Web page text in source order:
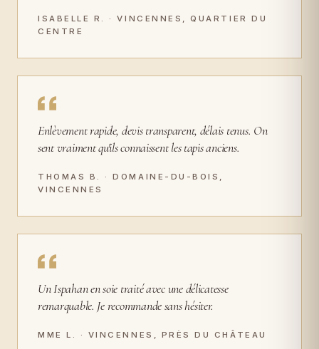
ISABELLE R. · VINCENNES, QUARTIER DU
CENTRE
Enlèvement rapide, devis transparent, délais tenus. On
sent vraiment qu'ils connaissent les tapis anciens.
THOMAS B. · DOMAINE-DU-BOIS,
VINCENNES
Un Ispahan en soie traité avec une délicatesse
remarquable. Je recommande sans hésiter.
MME L. · VINCENNES, PRÈS DU CHÂTEAU